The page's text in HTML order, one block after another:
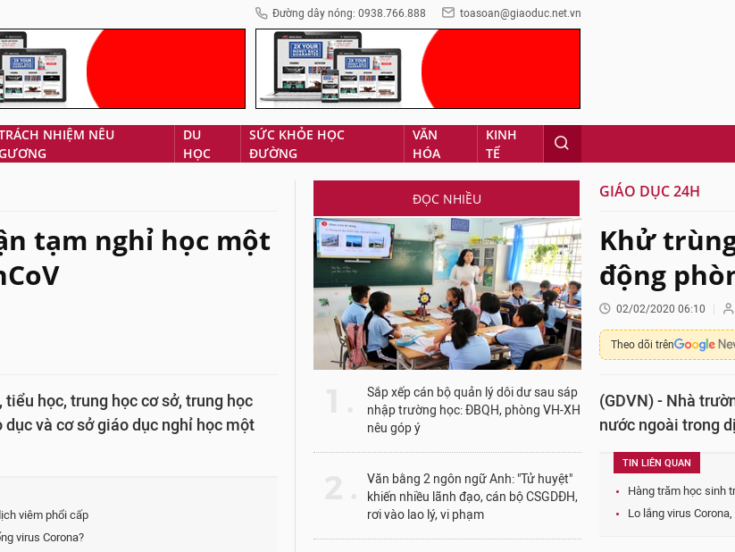
Đường dây nóng: 0938.766.888 toasoan@giaoduc.net.vn
NHIỆM NÊU
DU
HỌC
SỨC KHỎE HỌC
ĐƯỜNG
VĂN
HÓA
KINH
TẾ
tạm nghỉ học một
học, trung học cơ sở, trung học
và cơ sở giáo dục nghỉ học một
viêm phổi cấp
virus Corona?
ĐỌC NHIỀU
Sắp xếp cán bộ quản lý dôi dư sau sáp
nhập trường học: ĐBQH, phòng VH-XH
nêu góp ý
Văn bằng 2 ngôn ngữ Anh: "Tử huyệt"
khiến nhiều lãnh đạo, cán bộ CSGDĐH,
rơi vào lao lý, vi phạm
GIÁO DỤC 24H
Khử
động
02/02/2020 06:10
Theo dõi trên
(GDVN) - Nhà
nước ngoài trong
TIN LIÊN QUAN
Hàng trăm học sinh
Lo lắng virus